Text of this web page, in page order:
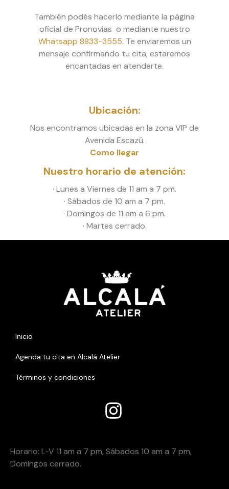
También podés hacerlo mediante la página
oficial de Pronovias o mediante nuestro
Whatsapp 8833-3555. Te enviaremos un
mensaje confirmando tu cita, estaremos
encantadas en atenderte.
Ubicación:
Nos encontramos ubicadas en la zona VIP de
Avenida Escazú.
Como llegar
Nuestro horario de atención:
· Lunes a Viernes de 11 am a 7 pm.
· Sábados de 10 am a 7 pm.
· Domingos de 11 am a 6 pm.
· Martes cerrado.
Inicio
Agenda tu cita en Alcalá Atelier
Términos y condiciones
Horario: L-V 11 am a 7 pm, Sábados 10 am a 7 pm,
Domingos cerrado.